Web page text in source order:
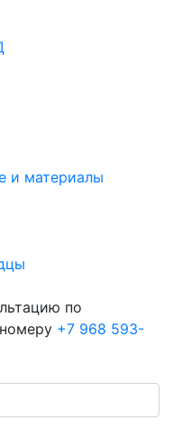
и материалы
по
+7 968 593-